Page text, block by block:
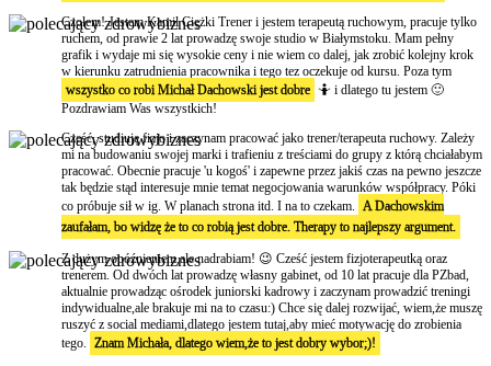
Czołem! Jestem Kamil Ciężki Trener i jestem terapeutą ruchowym, pracuje tylko
ruchem, od prawie 2 lat prowadzę swoje studio w Białymstoku. Mam pełny
grafik i wydaje mi się wysokie ceny i nie wiem co dalej, jak zrobić kolejny krok
w kierunku zatrudnienia pracownika i tego tez oczekuje od kursu. Poza tym
wszystko co robi Michał Dachowski jest dobre 🤷 i dlatego tu jestem 🙂
Pozdrawiam Was wszystkich!
Cześć, studiuję fizjo i zaczynam pracować jako trener/terapeuta ruchowy. Zależy
mi na budowaniu swojej marki i trafieniu z treściami do grupy z którą chciałabym
pracować. Obecnie pracuje 'u kogoś' i zapewne przez jakiś czas na pewno jeszcze
tak będzie stąd interesuje mnie temat negocjowania warunków współpracy. Póki
co próbuje sił w ig. W planach strona itd. I na to czekam. A Dachowskim
zaufałam, bo widzę że to co robią jest dobre. Therapy to najlepszy argument.
Z dużym opóźnieniem,ale nadrabiam! 😉 Cześć jestem fizjoterapeutką oraz
trenerem. Od dwóch lat prowadzę własny gabinet, od 10 lat pracuje dla PZbad,
aktualnie prowadząc ośrodek juniorski kadrowy i zaczynam prowadzić treningi
indywidualne,ale brakuje mi na to czasu:) Chce się dalej rozwijać, wiem,że muszę
ruszyć z social mediami,dlatego jestem tutaj,aby mieć motywację do zrobienia
tego. Znam Michała, dlatego wiem,że to jest dobry wybor;)!